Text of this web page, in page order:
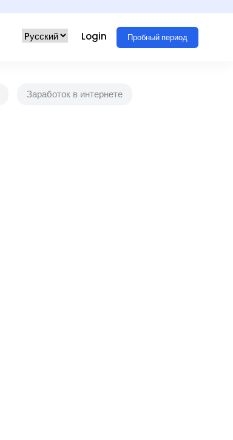
Login Пробный период
Заработок в интернете